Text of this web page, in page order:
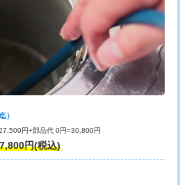
超え)
戻し作
11,000円~
ｍまで） 55,000円
事/3ｍ超
戻し作業）
8,800円
清掃・修
（軽作業）
11,000円
・清掃・修
中作業）
22,000円
・清掃・修
（重作業）
33,000円
）
円+部品代 0円=30,800円
円(税込)